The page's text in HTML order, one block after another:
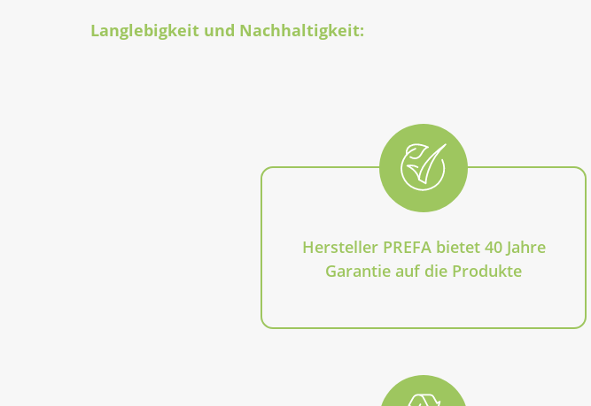
Langlebigkeit und Nachhaltigkeit:
Hersteller PREFA bietet 40 Jahre
Garantie auf die Produkte